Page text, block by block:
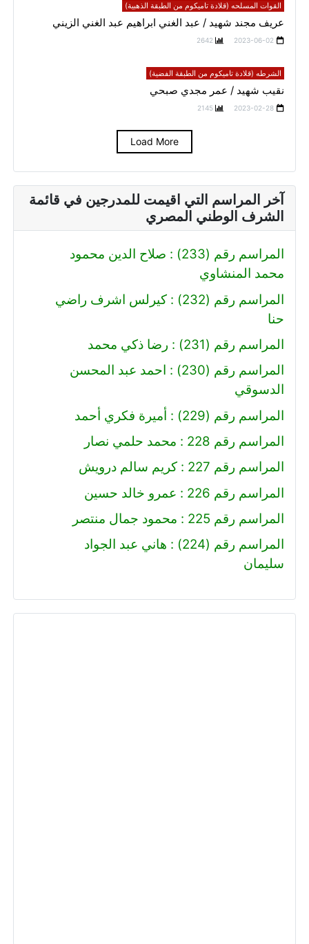
القوات المسلحه (قلادة تاميكوم من الطبقة الذهبية)
عريف مجند شهيد / عبد الغني ابراهيم عبد الغني الزيني
2023-06-02
2642
الشرطه (قلادة تاميكوم من الطبقة الفضية)
نقيب شهيد / عمر مجدي صبحي
2023-02-28
2145
Load More
آخر المراسم التي اقيمت للمدرجين في قائمة
الشرف الوطني المصري
المراسم رقم (233) : صلاح الدين محمود
محمد المنشاوي
المراسم رقم (232) : كيرلس اشرف راضي
حنا
المراسم رقم (231) : رضا ذكي محمد
المراسم رقم (230) : احمد عبد المحسن
الدسوقي
المراسم رقم (229) : أميرة فكري أحمد
المراسم رقم 228 : محمد حلمي نصار
المراسم رقم 227 : كريم سالم درويش
المراسم رقم 226 : عمرو خالد حسين
المراسم رقم 225 : محمود جمال منتصر
المراسم رقم (224) : هاني عبد الجواد
سليمان